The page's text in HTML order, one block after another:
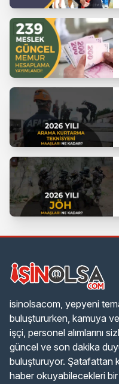
isinolsacom, yepyeni
buluştururken, kamuya
işçi, personel alımlarını
güncel ve son dakika
buluşturuyor. Şatafattan
haber okuyabilecekleri